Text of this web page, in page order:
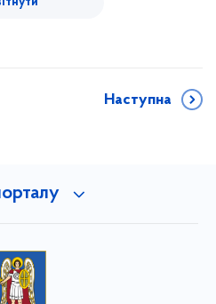
Наступна